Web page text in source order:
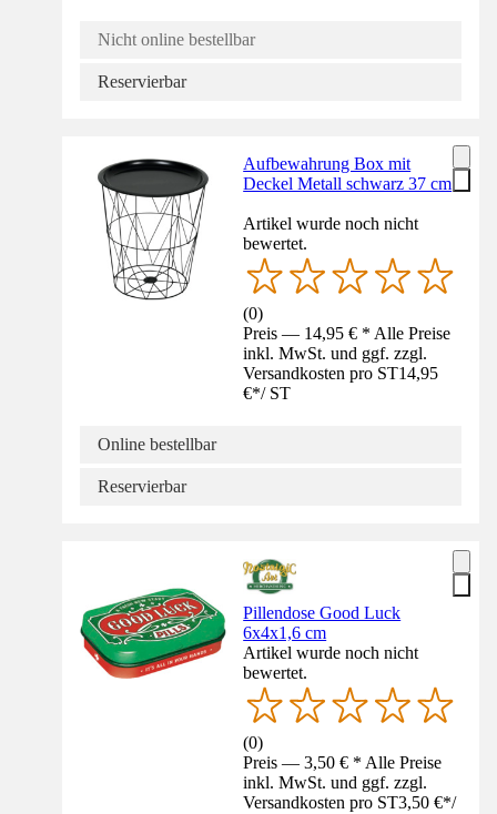
Nicht online bestellbar
Reservierbar
Aufbewahrung Box mit
Deckel Metall schwarz 37 cm
Artikel wurde noch nicht
bewertet.
(0)
Preis — 14,95 € * Alle Preise
inkl. MwSt. und ggf. zzgl.
Versandkosten pro ST14,95
€*/ ST
Online bestellbar
Reservierbar
Pillendose Good Luck
6x4x1,6 cm
Artikel wurde noch nicht
bewertet.
(0)
Preis — 3,50 € * Alle Preise
inkl. MwSt. und ggf. zzgl.
Versandkosten pro ST3,50 €*/